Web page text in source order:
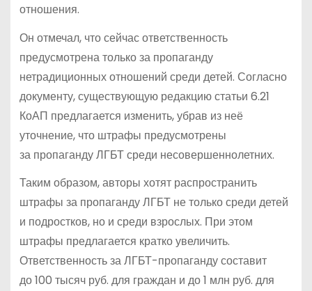
отношения.
Он отмечал, что сейчас ответственность
предусмотрена только за пропаганду
нетрадиционных отношений среди детей. Согласно
документу, существующую редакцию статьи 6.21
КоАП предлагается изменить, убрав из неё
уточнение, что штрафы предусмотрены
за пропаганду ЛГБТ среди несовершеннолетних.
Таким образом, авторы хотят распространить
штрафы за пропаганду ЛГБТ не только среди детей
и подростков, но и среди взрослых. При этом
штрафы предлагается кратко увеличить.
Ответственность за ЛГБТ-пропаганду составит
до 100 тысяч руб. для граждан и до 1 млн руб. для